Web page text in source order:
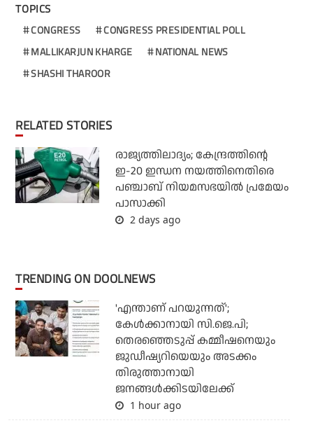
TOPICS
CONGRESS
CONGRESS PRESIDENTIAL POLL
MALLIKARJUN KHARGE
NATIONAL NEWS
SHASHI THAROOR
RELATED STORIES
രാജ്യത്തിലാദ്യം; കേന്ദ്രത്തിന്റെ
ഇ-20 ഇന്ധന നയത്തിനെതിരെ
പഞ്ചാബ് നിയമസഭയില്‍ പ്രമേയം
പാസാക്കി
2 days ago
TRENDING ON DOOLNEWS
'എന്താണ് പറയുന്നത്';
കേള്‍ക്കാനായി സി.ജെ.പി;
തെരഞ്ഞെടുപ്പ് കമ്മീഷനെയും
ജുഡീഷ്യറിയെയും അടക്കം
തിരുത്താനായി
ജനങ്ങള്‍ക്കിടയിലേക്ക്
1 hour ago